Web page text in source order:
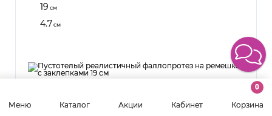
Меню Каталог Акции Кабинет
0
Корзина
19 см
4.7см